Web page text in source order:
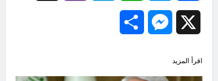
Messenger
اقرأ المزيد